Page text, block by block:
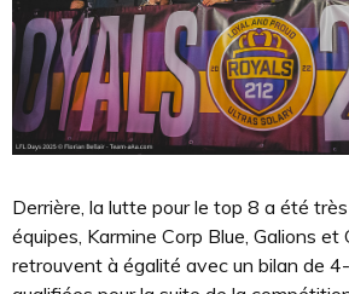
Derrière, la lutte pour le top 8 a été
équipes, Karmine Corp Blue, Galions
retrouvent à égalité avec un bilan de